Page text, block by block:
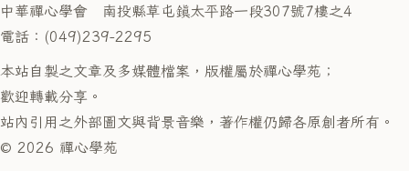
中華禪心學會 南投縣草屯鎮太平路一段307號7樓之4
電話：(049)239-2295
本站自製之文章及多媒體檔案，版權屬於禪心學苑；
歡迎轉載分享。
站內引用之外部圖文與背景音樂，著作權仍歸各原創者所有。
© 2026 禪心學苑